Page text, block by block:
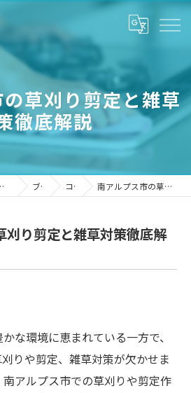
草刈り剪定と雑草
徹底解説
株式会社楽く～ん ブログ コラム 南アルプス市の草刈り剪定と雑草対策徹底解説
刈り剪定と雑草対策徹底解
な環境に恵まれている一方で、
りや剪定、雑草対策が欠かせま
アルプス市での草刈りや剪定作